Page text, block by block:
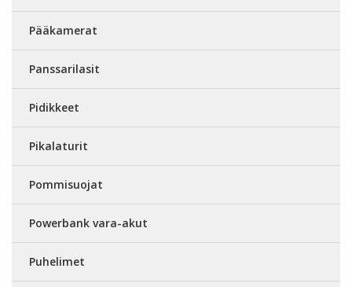
Pääkamerat
Panssarilasit
Pidikkeet
Pikalaturit
Pommisuojat
Powerbank vara-akut
Puhelimet